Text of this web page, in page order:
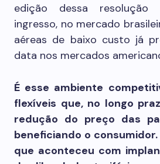
edição dessa
ingresso, no mercado
aéreas de baixo custo já
data nos mercados
É esse ambiente
flexíveis que, no longo
redução do preço das
beneficiando o
que aconteceu com